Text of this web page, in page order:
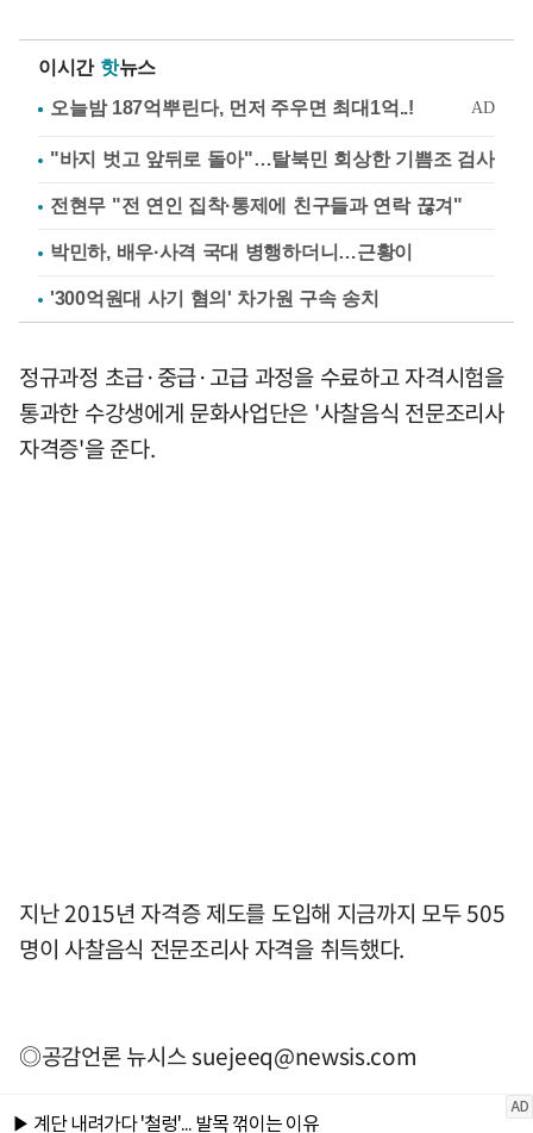
이시간 핫뉴스
"바지 벗고 앞뒤로 돌아"…탈북민 회상한 기쁨조 검사
전현무 "전 연인 집착·통제에 친구들과 연락 끊겨"
박민하, 배우·사격 국대 병행하더니…근황이
'300억원대 사기 혐의' 차가원 구속 송치
정규과정 초급·중급·고급 과정을 수료하고 자격시험을
통과한 수강생에게 문화사업단은 '사찰음식 전문조리사
자격증'을 준다.
지난 2015년 자격증 제도를 도입해 지금까지 모두 505
명이 사찰음식 전문조리사 자격을 취득했다.
◎공감언론 뉴시스suejeeq@newsis.com